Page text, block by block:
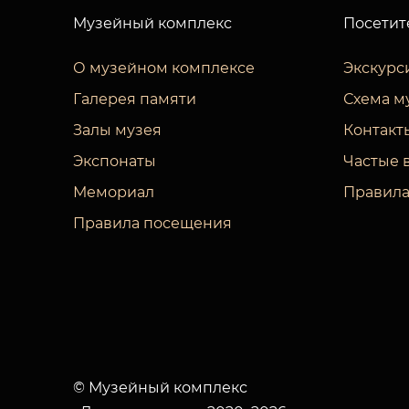
Музейный комплекс
О музейном комплексе
Галерея памяти
Залы музея
Экспонаты
Мемориал
Правила посещения
Схема
Частые
© Музейный комплекс